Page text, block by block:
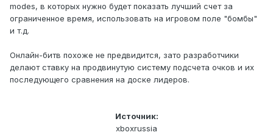
modes, в которых нужно будет показать лучший счет за
ограниченное время, использовать на игровом поле "бомбы"
и т.д.
Онлайн-битв похоже не предвидится, зато разработчики
делают ставку на продвинутую систему подсчета очков и их
последующего сравнения на доске лидеров.
Источник:
xboxrussia